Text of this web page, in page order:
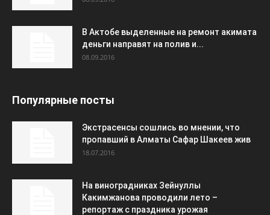
В Актобе выделенные на ремонт акимата
деньги направят на полив и...
08.09.2016
Популярные посты
Экстрасенсы сошлись во мнении, что
пропавший в Алматы Сафар Шакеев жив
18.07.2016
На виноградниках Зейнуллы
Какимжанова проводили лето –
репортаж с праздника урожая